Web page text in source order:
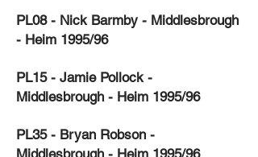
PL08 - Nick Barmby - Middlesbrough
- Heim 1995/96
PL15 - Jamie Pollock -
Middlesbrough - Heim 1995/96
PL35 - Bryan Robson -
Middlesbrough - Heim 1995/96